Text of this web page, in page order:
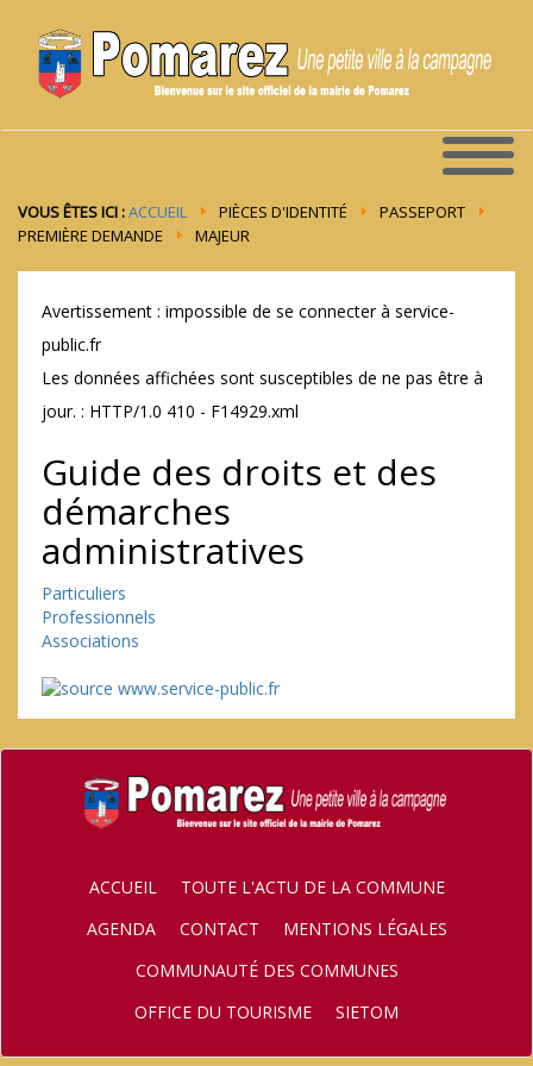
VOUS ÊTES ICI :ACCUEIL PIÈCES D'IDENTITÉ
PASSEPORT
PREMIÈRE DEMANDE
MAJEUR
Avertissement : impossible de se connecter à service-
public.fr
Les données affichées sont susceptibles de ne pas être à
jour. : HTTP/1.0 410 - F14929.xml
Guide des droits et des
démarches
administratives
Particuliers
Professionnels
Associations
ACCUEIL
TOUTE L'ACTU DE LA COMMUNE
AGENDA
CONTACT
MENTIONS LÉGALES
COMMUNAUTÉ DES COMMUNES
OFFICE DU TOURISME
SIETOM